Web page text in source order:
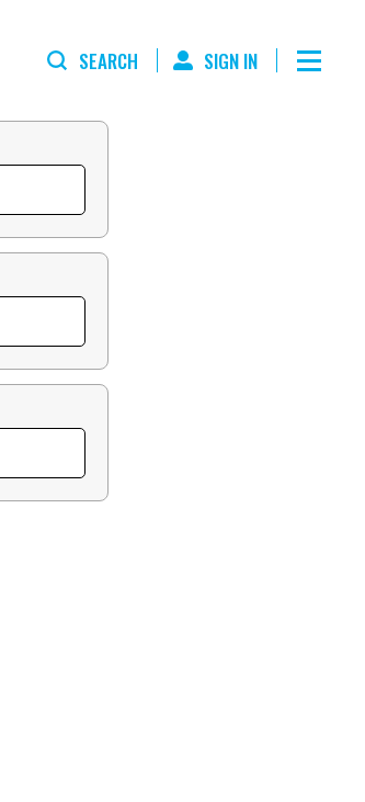
SEARCH SIGN IN